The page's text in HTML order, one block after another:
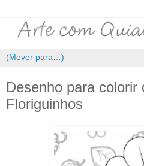
Desenho para colorir
Floriguinhos